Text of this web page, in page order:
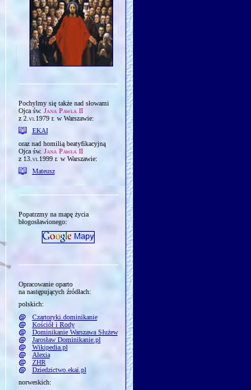
Pochylmy się także nad słowami
Ojca św. Jana Pawła II
z2.vi.1979r. w Warszawie:
EKAI
oraz nad homilią beatyfikacyjną
Ojca św. Jana Pawła II
z 13.vi.1999r. w Warszawie:
Mateusz
Popatrzmy na mapę życia
błogosławionego:
Opracowanie oparto
na następujących źródłach:
polskich:
Czartoryki.dominikanie
Kościół i Rody
Dominikanie Warszawa Służew
Jarosław Dominikanie.pl
Wikipedia.pl
Alexia
ZHR
Dziedzictwo.ekai.pl
norweskich: